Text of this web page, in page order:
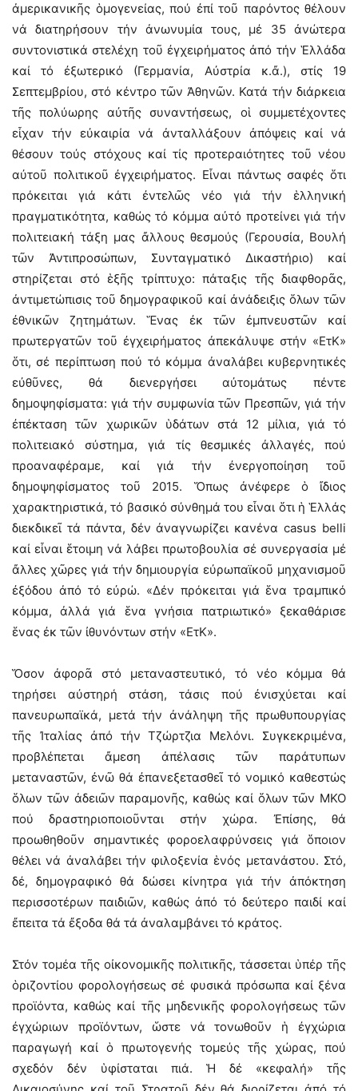
ἀμερικανικῆς ὁμογενείας, πού ἐπί τοῦ παρόντος θέλουν
νά διατηρήσουν τήν ἀνωνυμία τους, μέ 35 ἀνώτερα
συντονιστικά στελέχη τοῦ ἐγχειρήματος ἀπό τήν Ἑλλάδα
καί τό ἐξωτερικό (Γερμανία, Αὐστρία κ.ἄ.), στίς 19
Σεπτεμβρίου, στό κέντρο τῶν Ἀθηνῶν. Κατά τήν διάρκεια
τῆς πολύωρης αὐτῆς συναντήσεως, οἱ συμμετέχοντες
εἶχαν τήν εὐκαιρία νά ἀνταλλάξουν ἀπόψεις καί νά
θέσουν τούς στόχους καί τίς προτεραιότητες τοῦ νέου
αὐτοῦ πολιτικοῦ ἐγχειρήματος. Εἶναι πάντως σαφές ὅτι
πρόκειται γιά κάτι ἐντελῶς νέο γιά τήν ἑλληνική
πραγματικότητα, καθώς τό κόμμα αὐτό προτείνει γιά τήν
πολιτειακή τάξη μας ἄλλους θεσμούς (Γερουσία, Βουλή
τῶν Ἀντιπροσώπων, Συνταγματικό Δικαστήριο) καί
στηρίζεται στό ἑξῆς τρίπτυχο: πάταξις τῆς διαφθορᾶς,
ἀντιμετώπισις τοῦ δημογραφικοῦ καί ἀνάδειξις ὅλων τῶν
ἐθνικῶν ζητημάτων. Ἕνας ἐκ τῶν ἐμπνευστῶν καί
πρωτεργατῶν τοῦ ἐγχειρήματος ἀπεκάλυψε στήν «ΕτΚ»
ὅτι, σέ περίπτωση πού τό κόμμα ἀναλάβει κυβερνητικές
εὐθῦνες, θά διενεργήσει αὐτομάτως πέντε
δημοψηφίσματα: γιά τήν συμφωνία τῶν Πρεσπῶν, γιά τήν
ἐπέκταση τῶν χωρικῶν ὑδάτων στά 12 μίλια, γιά τό
πολιτειακό σύστημα, γιά τίς θεσμικές ἀλλαγές, πού
προαναφέραμε, καί γιά τήν ἐνεργοποίηση τοῦ
δημοψηφίσματος τοῦ 2015. Ὅπως ἀνέφερε ὁ ἴδιος
χαρακτηριστικά, τό βασικό σύνθημά του εἶναι ὅτι ἡ Ἑλλάς
διεκδικεῖ τά πάντα, δέν ἀναγνωρίζει κανένα casus belli
καί εἶναι ἕτοιμη νά λάβει πρωτοβουλία σέ συνεργασία μέ
ἄλλες χῶρες γιά τήν δημιουργία εὐρωπαϊκοῦ μηχανισμοῦ
ἐξόδου ἀπό τό εὐρώ. «Δέν πρόκειται γιά ἕνα τραμπικό
κόμμα, ἀλλά γιά ἕνα γνήσια πατριωτικό» ξεκαθάρισε
ἕνας ἐκ τῶν ἰθυνόντων στήν «ΕτΚ».
Ὅσον ἀφορᾶ στό μεταναστευτικό, τό νέο κόμμα θά
τηρήσει αὐστηρή στάση, τάσις πού ἐνισχύεται καί
πανευρωπαϊκά, μετά τήν ἀνάληψη τῆς πρωθυπουργίας
τῆς Ἰταλίας ἀπό τήν Τζώρτζια Μελόνι. Συγκεκριμένα,
προβλέπεται ἄμεση ἀπέλασις τῶν παράτυπων
μεταναστῶν, ἐνῶ θά ἐπανεξετασθεῖ τό νομικό καθεστώς
ὅλων τῶν ἀδειῶν παραμονῆς, καθώς καί ὅλων τῶν ΜΚΟ
πού δραστηριοποιοῦνται στήν χώρα. Ἐπίσης, θά
προωθηθοῦν σημαντικές φοροελαφρύνσεις γιά ὅποιον
θέλει νά ἀναλάβει τήν φιλοξενία ἑνός μετανάστου. Στό,
δέ, δημογραφικό θά δώσει κίνητρα γιά τήν ἀπόκτηση
περισσοτέρων παιδιῶν, καθώς ἀπό τό δεύτερο παιδί καί
ἔπειτα τά ἔξοδα θά τά ἀναλαμβάνει τό κράτος.
Στόν τομέα τῆς οἰκονομικῆς πολιτικῆς, τάσσεται ὑπέρ τῆς
ὁριζοντίου φορολογήσεως σέ φυσικά πρόσωπα καί ξένα
προϊόντα, καθώς καί τῆς μηδενικῆς φορολογήσεως τῶν
ἐγχώριων προϊόντων, ὥστε νά τονωθοῦν ἡ ἐγχώρια
παραγωγή καί ὁ πρωτογενής τομεύς τῆς χώρας, πού
σχεδόν δέν ὑφίσταται πιά. Ἡ δέ «κεφαλή» τῆς